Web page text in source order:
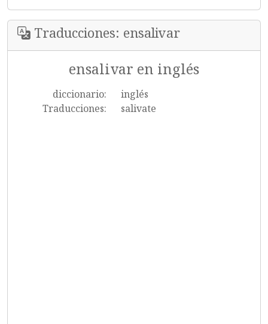
Traducciones: ensalivar
ensalivar en inglés
diccionario:
inglés
Traducciones:
salivate